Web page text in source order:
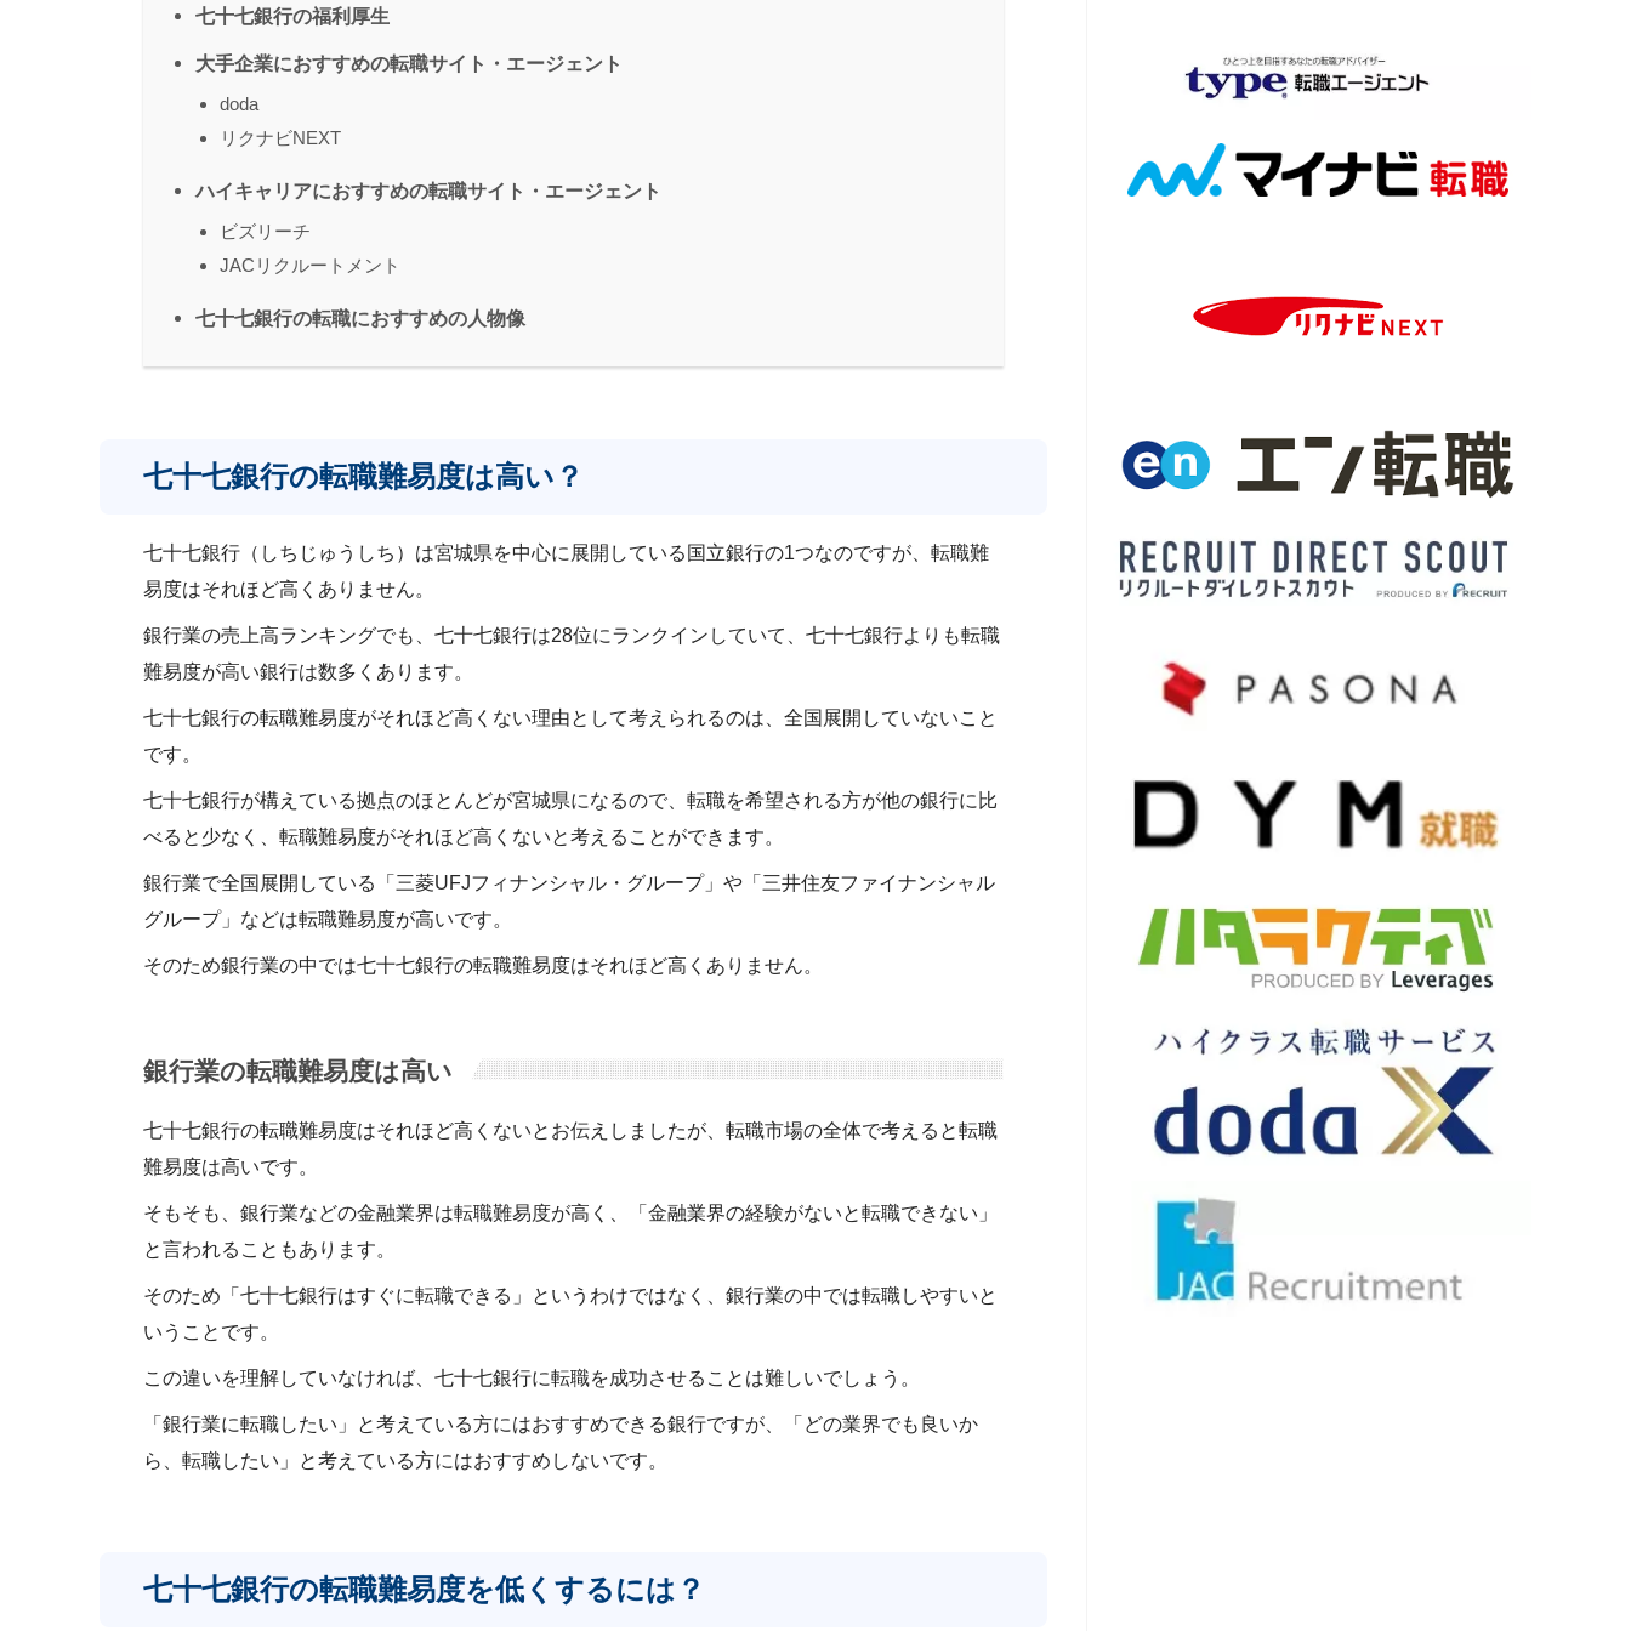
七十七銀行の福利厚生
大手企業におすすめの転職サイト・エージェント
doda
リクナビNEXT
ハイキャリアにおすすめの転職サイト・エージェント
ビズリーチ
JACリクルートメント
七十七銀行の転職におすすめの人物像
七十七銀行の転職難易度は高い？
七十七銀行（しちじゅうしち）は宮城県を中心に展開している国立銀行の1つなのですが、転職難
易度はそれほど高くありません。
銀行業の売上高ランキングでも、七十七銀行は28位にランクインしていて、七十七銀行よりも転職
難易度が高い銀行は数多くあります。
七十七銀行の転職難易度がそれほど高くない理由として考えられるのは、全国展開していないこと
です。
七十七銀行が構えている拠点のほとんどが宮城県になるので、転職を希望される方が他の銀行に比
べると少なく、転職難易度がそれほど高くないと考えることができます。
銀行業で全国展開している「三菱UFJフィナンシャル・グループ」や「三井住友ファイナンシャル
グループ」などは転職難易度が高いです。
そのため銀行業の中では七十七銀行の転職難易度はそれほど高くありません。
銀行業の転職難易度は高い
七十七銀行の転職難易度はそれほど高くないとお伝えしましたが、転職市場の全体で考えると転職
難易度は高いです。
そもそも、銀行業などの金融業界は転職難易度が高く、「金融業界の経験がないと転職できない」
と言われることもあります。
そのため「七十七銀行はすぐに転職できる」というわけではなく、銀行業の中では転職しやすいと
いうことです。
この違いを理解していなければ、七十七銀行に転職を成功させることは難しいでしょう。
「銀行業に転職したい」と考えている方にはおすすめできる銀行ですが、「どの業界でも良いか
ら、転職したい」と考えている方にはおすすめしないです。
七十七銀行の転職難易度を低くするには？